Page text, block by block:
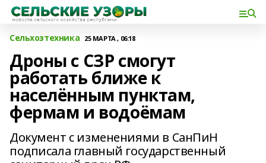
Сельхозтехника 25 МАРТА , 06:18
Дроны с СЗР смогут
работать ближе к
населённым пунктам,
фермам и водоёмам
Документ с изменениями в СанПиН
подписала главный государственный